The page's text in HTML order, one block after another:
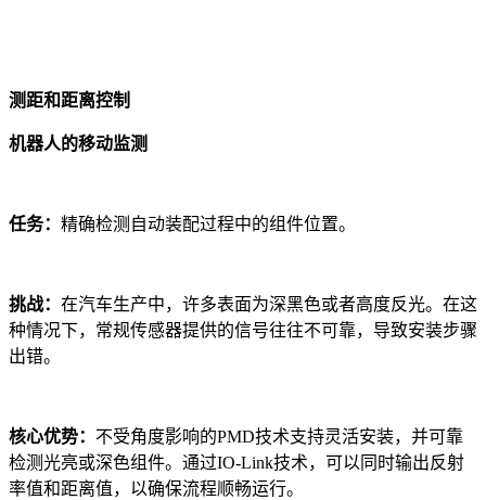
测距和距离控制
机器人的移动监测
任务： 精确检测自动装配过程中的组件位置。
挑战： 在汽车生产中，许多表面为深黑色或者高度反光。在这
种情况下，常规传感器提供的信号往往不可靠，导致安装步骤
出错。
核心优势： 不受角度影响的PMD技术支持灵活安装，并可靠
检测光亮或深色组件。通过IO-Link技术，可以同时输出反射
率值和距离值，以确保流程顺畅运行。